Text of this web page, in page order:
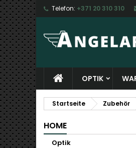
Telefon: +371 20 310 310
OPTIK
Startseite Zubehör
HOME
Optik